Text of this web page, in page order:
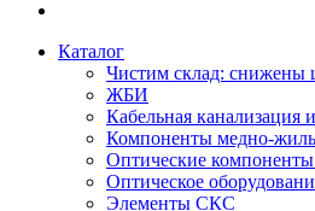
Каталог
Чистим склад: снижены
ЖБИ
Кабельная канализация
Компоненты медно-
Оптические
Оптическое
Элементы СКС